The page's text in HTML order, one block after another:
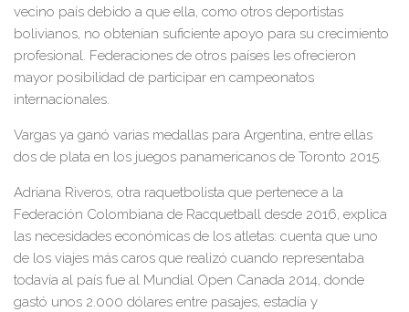
vecino país debido a que ella, como otros deportistas
bolivianos, no obtenían suficiente apoyo para su crecimiento
profesional. Federaciones de otros países les ofrecieron
mayor posibilidad de participar en campeonatos
internacionales.
Vargas ya ganó varias medallas para Argentina, entre ellas
dos de plata en los juegos panamericanos de Toronto 2015.
Adriana Riveros, otra raquetbolista que pertenece a la
Federación Colombiana de Racquetball desde 2016, explica
las necesidades económicas de los atletas: cuenta que uno
de los viajes más caros que realizó cuando representaba
todavía al país fue al Mundial Open Canada 2014, donde
gastó unos 2.000 dólares entre pasajes, estadía y